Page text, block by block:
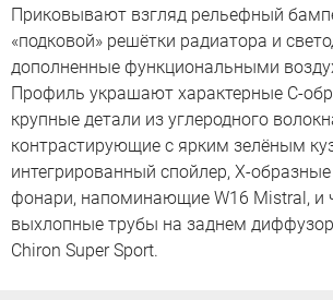
Приковывают взгляд рельефный
«подковой» решётки радиатора и
дополненные функциональными
Профиль украшают характерные С-
крупные детали из углеродного
контрастирующие с ярким зелёным
интегрированный спойлер, Х-
фонари, напоминающие W16 Mistral, и
выхлопные трубы на заднем
Chiron Super Sport.